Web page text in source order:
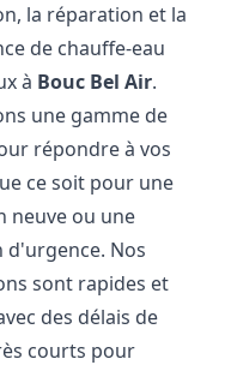
la réparation et la
de chauffe-eau
à Bouc Bel Air.
une gamme de
répondre à vos
ce soit pour une
neuve ou une
d'urgence. Nos
sont rapides et
des délais de
courts pour